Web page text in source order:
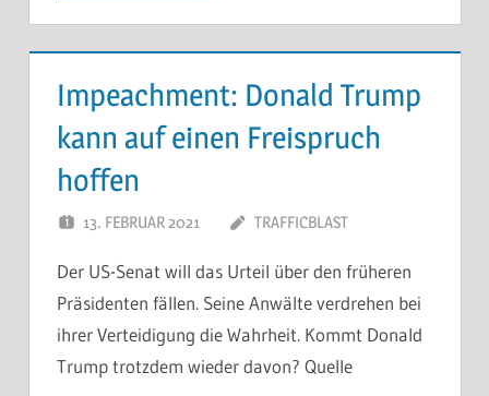
Impeachment: Donald Trump
kann auf einen Freispruch
hoffen
13. FEBRUAR 2021 TRAFFICBLAST
Der US-Senat will das Urteil über den früheren
Präsidenten fällen. Seine Anwälte verdrehen bei
ihrer Verteidigung die Wahrheit. Kommt Donald
Trump trotzdem wieder davon? Quelle